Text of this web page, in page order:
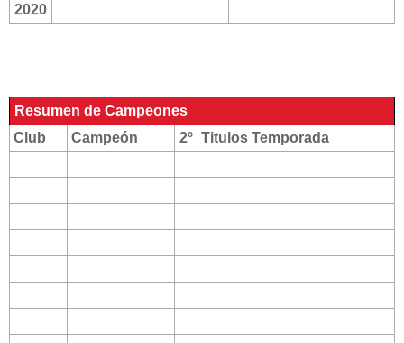
2020
Resumen de Campeones
Club
Campeón 2º Titulos Temporada